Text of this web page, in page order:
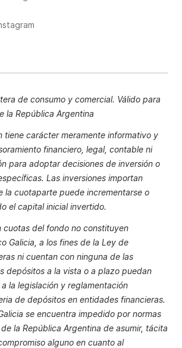
de consumo y comercial. Válido para
la República Argentina
tiene carácter meramente informativo y
financiero, legal, contable ni
para adoptar decisiones de inversión o
Las inversiones importan
la cuotaparte puede incrementarse o
el capital inicial invertido.
cuotas del fondo no constituyen
Galicia, a los fines de la Ley de
ni cuentan con ninguna de las
depósitos a la vista o a plazo puedan
la legislación y reglamentación
de depósitos en entidades financieras.
se encuentra impedido por normas
la República Argentina de asumir, tácita
alguno en cuanto al